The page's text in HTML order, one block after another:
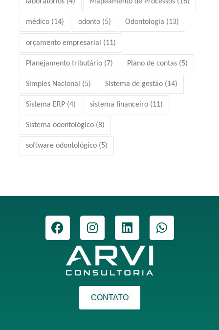
laboratórios (4) Mapeamento de Processos (16)
médico (14) odonto (5) Odontologia (13)
orçamento empresarial (11)
Planejamento tributário (7) Plano de contas (5)
Simples Nacional (5) Sistema de gestão (14)
Sistema ERP (4) sistema financeiro (11)
Sistema odontológico (8)
software odontológico (5)
CONTATO